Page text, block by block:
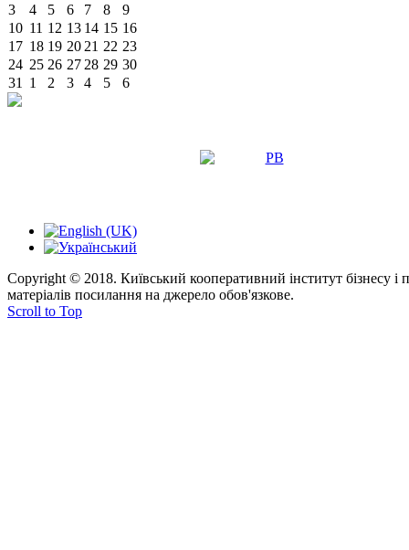
3
4 5 6 7 8
9
10 11 12 13 14 15 16
17 18 19 20 21 22 23
24 25 26 27 28 29 30
31
1 2 3 4 5 6
Copyright © 2018. Київський кооперативний інститут бізнесу
матеріалів посилання на джерело обов'язкове.
Scroll to Top